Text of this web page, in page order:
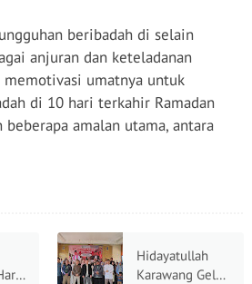
beribadah di selain
anjuran dan keteladanan
memotivasi umatnya untuk
di 10 hari terkahir Ramadan
amalan utama, antara
Hidayatullah
Karawang Gelar